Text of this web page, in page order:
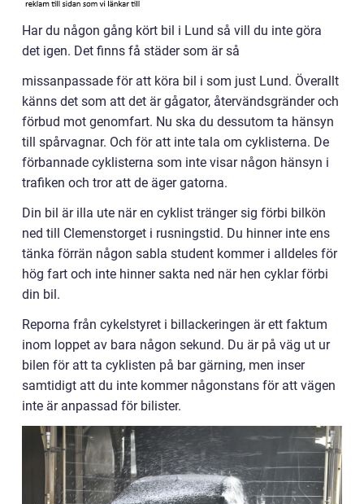
Har du någon gång kört bil i Lund så vill du inte göra
det igen. Det finns få städer som är så
missanpassade för att köra bil i som just Lund. Överallt
känns det som att det är gågator, återvändsgränder och
förbud mot genomfart. Nu ska du dessutom ta hänsyn
till spårvagnar. Och för att inte tala om cyklisterna. De
förbannade cyklisterna som inte visar någon hänsyn i
trafiken och tror att de äger gatorna.
Din bil är illa ute när en cyklist tränger sig förbi bilkön
ned till Clemenstorget i rusningstid. Du hinner inte ens
tänka förrän någon sabla student kommer i alldeles för
hög fart och inte hinner sakta ned när hen cyklar förbi
din bil.
Reporna från cykelstyret i billackeringen är ett faktum
inom loppet av bara någon sekund. Du är på väg ut ur
bilen för att ta cyklisten på bar gärning, men inser
samtidigt att du inte kommer någonstans för att vägen
inte är anpassad för bilister.